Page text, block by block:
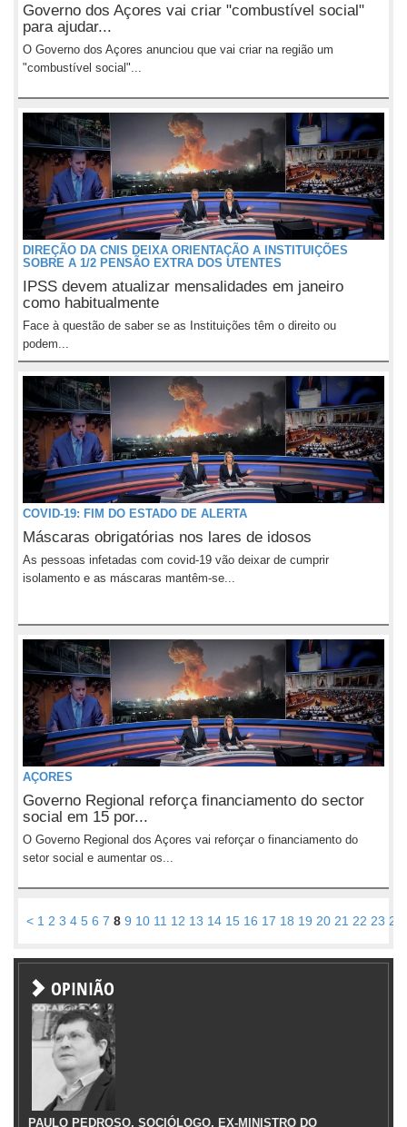
Governo dos Açores vai criar "combustível social"
para ajudar...
O Governo dos Açores anunciou que vai criar na região um
"combustível social"...
DIREÇÃO DA CNIS DEIXA ORIENTAÇÃO A INSTITUIÇÕES
SOBRE A 1/2 PENSÃO EXTRA DOS UTENTES
IPSS devem atualizar mensalidades em janeiro
como habitualmente
Face à questão de saber se as Instituições têm o direito ou
podem...
COVID-19: FIM DO ESTADO DE ALERTA
Máscaras obrigatórias nos lares de idosos
As pessoas infetadas com covid-19 vão deixar de cumprir
isolamento e as máscaras mantêm-se...
AÇORES
Governo Regional reforça financiamento do sector
social em 15 por...
O Governo Regional dos Açores vai reforçar o financiamento do
setor social e aumentar os...
< 1 2 3 4 5 6 7 8 9 10 11 12 13 14 15 16 17 18 19 20 21 22 23 24
OPINIÃO
PAULO PEDROSO, SOCIÓLOGO, EX-MINISTRO DO